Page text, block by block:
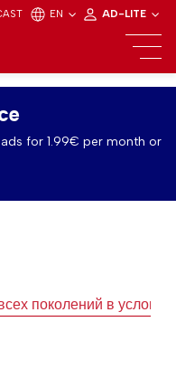
EN AD-LITE
for 1.99€ per month or
поколений в